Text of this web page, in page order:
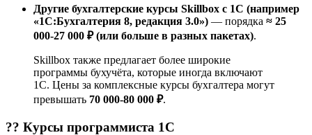
Другие бухгалтерские курсы Skillbox с 1С (например
«1С:Бухгалтерия 8, редакция 3.0») — порядка ≈ 25
000-27 000 ₽ (или больше в разных пакетах).
Skillbox также предлагает более широкие
программы бухучёта, которые иногда включают
1С. Цены за комплексные курсы бухгалтера могут
превышать 70 000-80 000 ₽.
?‍? Курсы программиста 1С